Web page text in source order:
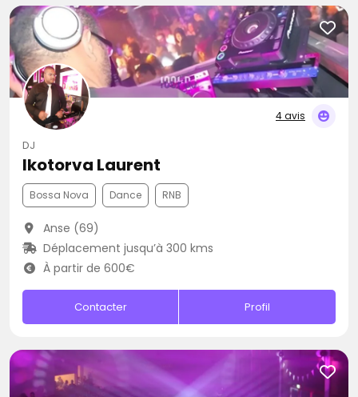
4 avis
DJ
Ikotorva Laurent
Bossa Nova Dance RNB
Anse (69)
Déplacement jusqu’à 300 kms
À partir de 600€
Contacter Profil